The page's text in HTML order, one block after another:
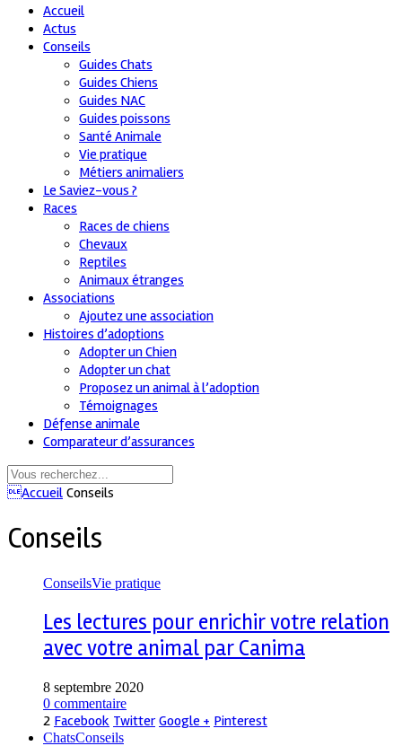
Accueil
Actus
Conseils
Guides Chats
Guides Chiens
Guides NAC
Guides poissons
Santé Animale
Vie pratique
Métiers animaliers
Le Saviez-vous ?
Races
Races de chiens
Chevaux
Reptiles
Animaux étranges
Associations
Ajoutez une association
Histoires d’adoptions
Adopter un Chien
Adopter un chat
Proposez un animal à l’adoption
Témoignages
Défense animale
Comparateur d’assurances
Accueil Conseils
Conseils
ConseilsVie pratique
Les lectures pour enrichir votre relation
avec votre animal par Canima
8 septembre 2020
0 commentaire
2 Facebook Twitter Google + Pinterest
ChatsConseils